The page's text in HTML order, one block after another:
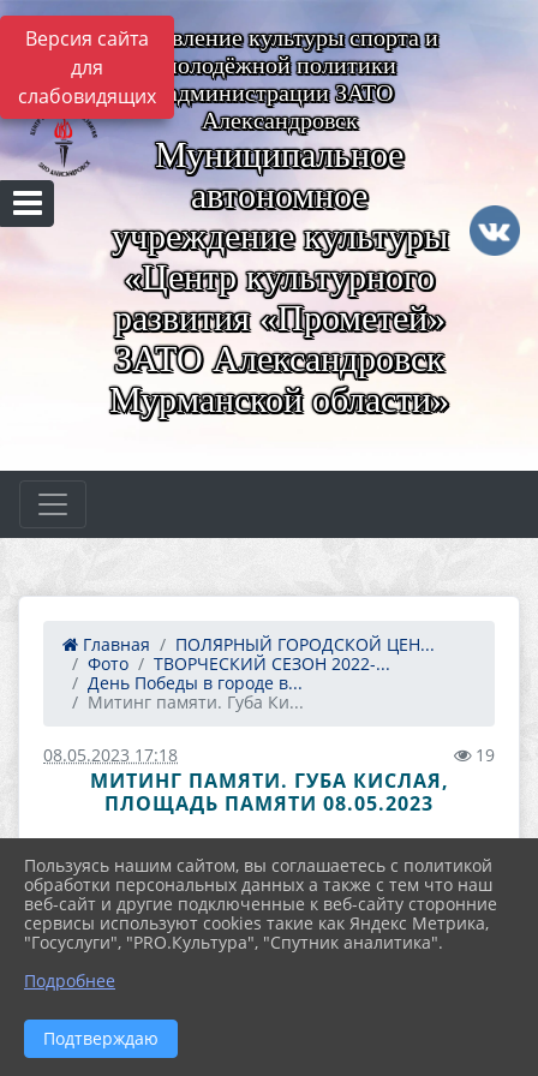
Версия сайта
для
слабовидящих
Управление культуры спорта и
молодёжной политики
администрации ЗАТО
Александровск
Муниципальное
автономное
учреждение культуры
«Центр культурного
развития «Прометей»
ЗАТО Александровск
Мурманской области»
Главная
ПОЛЯРНЫЙ ГОРОДСКОЙ ЦЕН...
Фото
ТВОРЧЕСКИЙ СЕЗОН 2022-...
День Победы в городе в...
Митинг памяти. Губа Ки...
08.05.2023 17:18 19
МИТИНГ ПАМЯТИ. ГУБА КИСЛАЯ,
ПЛОЩАДЬ ПАМЯТИ 08.05.2023
Пользуясь нашим сайтом, вы соглашаетесь с политикой
обработки персональных данных а также с тем что наш
веб-сайт и другие подключенные к веб-сайту сторонние
сервисы используют cookies такие как Яндекс Метрика,
"Госуслуги", "PRO.Культура", "Спутник аналитика".
Подробнее
Подтверждаю